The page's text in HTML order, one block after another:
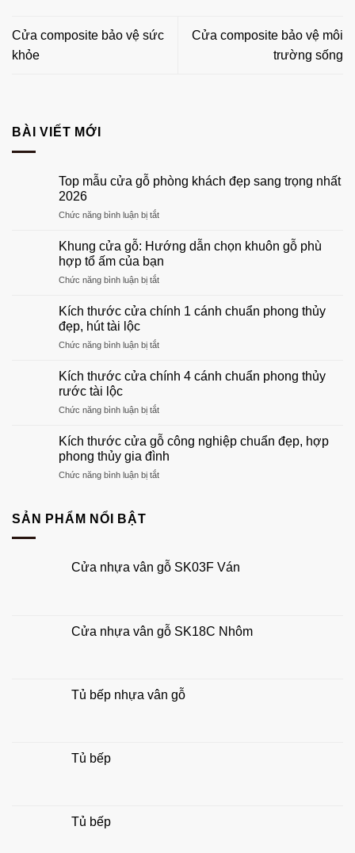
Cửa composite bảo vệ sức
khỏe
Cửa composite bảo vệ môi
trường sống
BÀI VIẾT MỚI
Top mẫu cửa gỗ phòng khách đẹp sang trọng nhất
2026
Chức năng bình luận bị tắtở
mẫu
gỗ
phòng
đẹp
nhất
Khung cửa gỗ: Hướng dẫn chọn khuôn gỗ phù
hợp tổ ấm của bạn
Chức năng bình luận bị tắtở
cửa
dẫn
khuôn
hợp
ấm
của
Kích thước cửa chính 1 cánh chuẩn phong thủy
đẹp, hút tài lộc
Chức năng bình luận bị tắtở
thước
1
chuẩn
phong
đẹp,
Kích thước cửa chính 4 cánh chuẩn phong thủy
rước tài lộc
Chức năng bình luận bị tắtở
thước
cửa
chính
4
lộc
Kích thước cửa gỗ công nghiệp chuẩn đẹp, hợp
phong thủy gia đình
Chức năng bình luận bị tắtở
chuẩn
thủy
gia
SẢN PHẨM NỔI BẬT
Cửa nhựa vân gỗ SK03F Ván
Cửa nhựa vân gỗ SK18C Nhôm
Tủ bếp nhựa vân gỗ
Tủ bếp
Tủ bếp